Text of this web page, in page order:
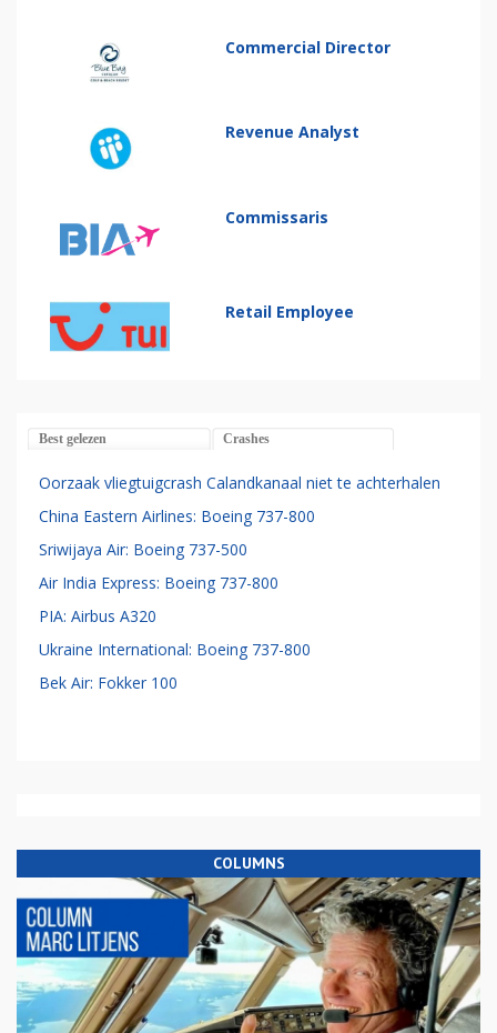
Commercial Director
Revenue Analyst
Commissaris
Retail Employee
Best gelezen Crashes
Oorzaak vliegtuigcrash Calandkanaal niet te achterhalen
China Eastern Airlines: Boeing 737-800
Sriwijaya Air: Boeing 737-500
Air India Express: Boeing 737-800
PIA: Airbus A320
Ukraine International: Boeing 737-800
Bek Air: Fokker 100
COLUMNS